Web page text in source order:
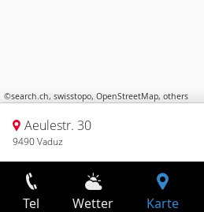
©search.ch, swisstopo, OpenStreetMap, others
Aeulestr. 30
9490 Vaduz
Tel Wetter Karte